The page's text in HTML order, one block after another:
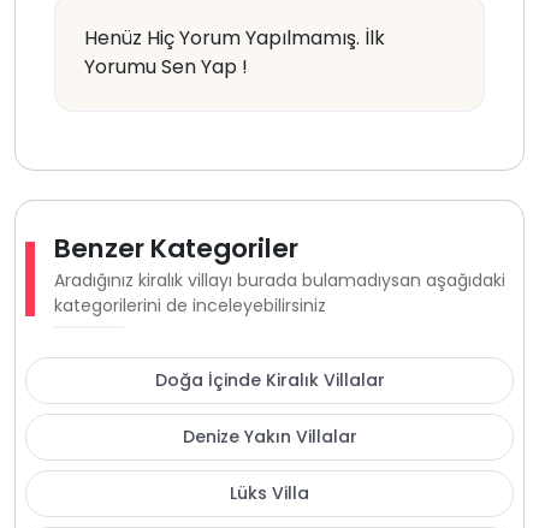
Henüz Hiç Yorum Yapılmamış. İlk
Yorumu Sen Yap !
Benzer Kategoriler
Aradığınız kiralık villayı burada bulamadıysan aşağıdaki
kategorilerini de inceleyebilirsiniz
Doğa İçinde Kiralık Villalar
Denize Yakın Villalar
Lüks Villa